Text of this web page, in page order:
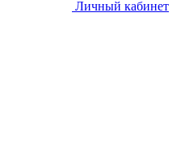
Личный кабинет